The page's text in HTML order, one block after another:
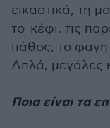
εικαστικά, τη
το κέφι, τις
πάθος, το
Απλά, μεγάλες
Ποια είναι τα